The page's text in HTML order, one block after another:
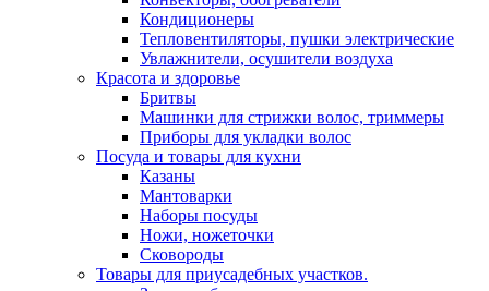
Кондиционеры
Тепловентиляторы, пушки электрические
Увлажнители, осушители воздуха
Красота и здоровье
Бритвы
Машинки для стрижки волос, триммеры
Приборы для укладки волос
Посуда и товары для кухни
Казаны
Мантоварки
Наборы посуды
Ножи, ножеточки
Сковороды
Товары для приусадебных участков.